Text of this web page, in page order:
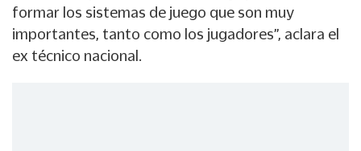
formar los sistemas de juego que son muy
importantes, tanto como los jugadores”, aclara el
ex técnico nacional.